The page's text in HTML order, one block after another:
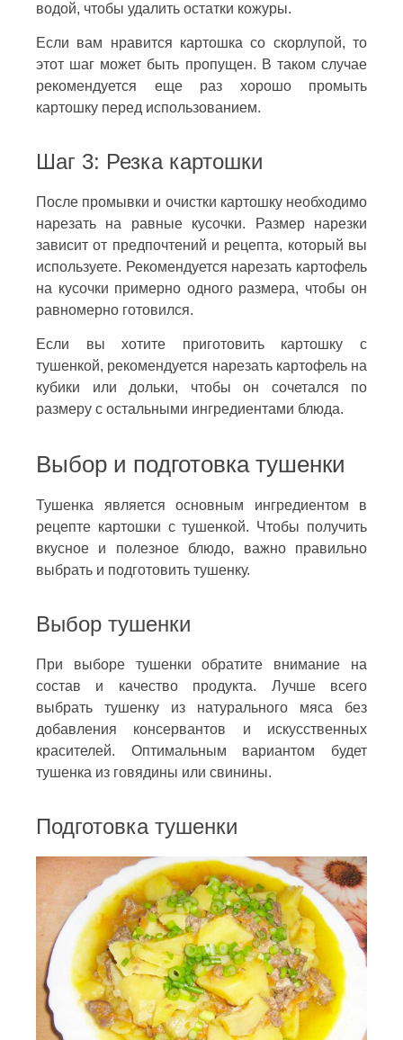
водой, чтобы удалить остатки кожуры.
Если вам нравится картошка со скорлупой, то
этот шаг может быть пропущен. В таком случае
рекомендуется еще раз хорошо промыть
картошку перед использованием.
Шаг 3: Резка картошки
После промывки и очистки картошку необходимо
нарезать на равные кусочки. Размер нарезки
зависит от предпочтений и рецепта, который вы
используете. Рекомендуется нарезать картофель
на кусочки примерно одного размера, чтобы он
равномерно готовился.
Если вы хотите приготовить картошку с
тушенкой, рекомендуется нарезать картофель на
кубики или дольки, чтобы он сочетался по
размеру с остальными ингредиентами блюда.
Выбор и подготовка тушенки
Тушенка является основным ингредиентом в
рецепте картошки с тушенкой. Чтобы получить
вкусное и полезное блюдо, важно правильно
выбрать и подготовить тушенку.
Выбор тушенки
При выборе тушенки обратите внимание на
состав и качество продукта. Лучше всего
выбрать тушенку из натурального мяса без
добавления консервантов и искусственных
красителей. Оптимальным вариантом будет
тушенка из говядины или свинины.
Подготовка тушенки